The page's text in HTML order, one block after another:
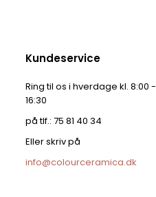
Kundeservice
Ring til os i hverdage kl. 8:00 -
16:30
på tlf.: 75 81 40 34
Eller skriv på
info@colourceramica.dk